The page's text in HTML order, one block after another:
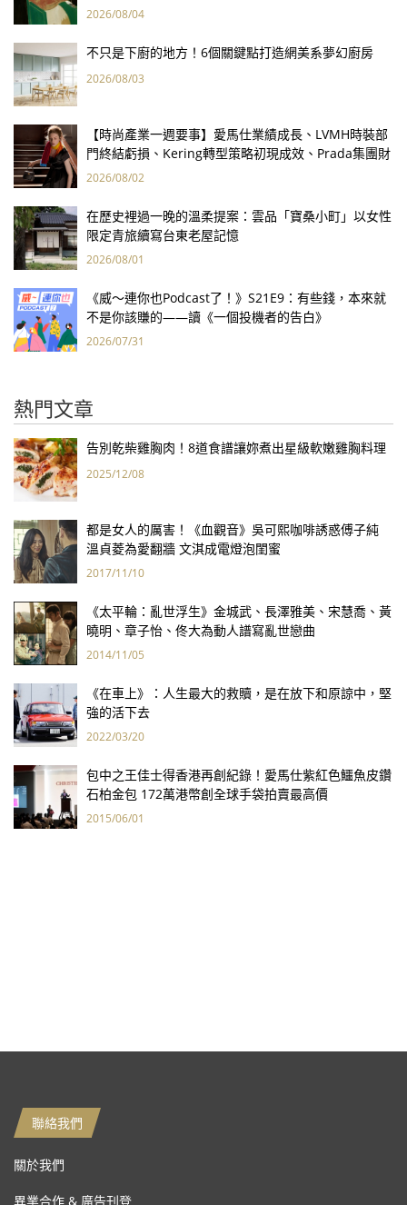
2026/08/04
不只是下廚的地方！6個關鍵點打造網美系夢幻廚房
2026/08/03
【時尚產業一週要事】愛馬仕業績成長、LVMH時裝部
門終結虧損、Kering轉型策略初現成效、Prada集團財
報亮眼
2026/08/02
在歷史裡過一晚的溫柔提案：雲品「寶桑小町」以女性
限定青旅續寫台東老屋記憶
2026/08/01
《威～連你也Podcast了！》S21E9：有些錢，本來就
不是你該賺的——讀《一個投機者的告白》
2026/07/31
熱門文章
告別乾柴雞胸肉！8道食譜讓妳煮出星級軟嫩雞胸料理
2025/12/08
都是女人的厲害！《血觀音》吳可熙咖啡誘惑傅子純
溫貞菱為愛翻牆 文淇成電燈泡閨蜜
2017/11/10
《太平輪：亂世浮生》金城武、長澤雅美、宋慧喬、黃
曉明、章子怡、佟大為動人譜寫亂世戀曲
2014/11/05
《在車上》：人生最大的救贖，是在放下和原諒中，堅
強的活下去
2022/03/20
包中之王佳士得香港再創紀錄！愛馬仕紫紅色鱷魚皮鑽
石柏金包 172萬港幣創全球手袋拍賣最高價
2015/06/01
聯絡我們
關於我們
異業合作 & 廣告刊登